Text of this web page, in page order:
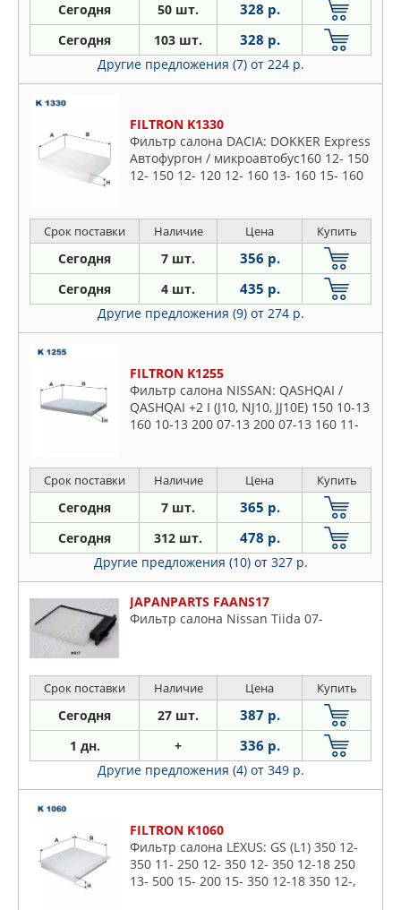
Сегодня 50 шт. 328 р.
Сегодня 103 шт. 328 р.
Другие предложения (7) от 224 р.
FILTRON K1330
Фильтр салона DACIA: DOKKER Express
Автофургон / микроавтобус160 12- 150
12- 150 12- 120 12- 160 13- 160 15- 160
Срок поставки Наличие Цена Купить
Сегодня 7 шт. 356 р.
Сегодня 4 шт. 435 р.
Другие предложения (9) от 274 р.
FILTRON K1255
Фильтр салона NISSAN: QASHQAI /
QASHQAI +2 I (J10, NJ10, JJ10E) 150 10-13
160 10-13 200 07-13 200 07-13 160 11-
Срок поставки Наличие Цена Купить
Сегодня 7 шт. 365 р.
Сегодня 312 шт. 478 р.
Другие предложения (10) от 327 р.
JAPANPARTS FAANS17
Фильтр салона Nissan Tiida 07-
Срок поставки Наличие Цена Купить
Сегодня 27 шт. 387 р.
1 дн. + 336 р.
Другие предложения (4) от 349 р.
FILTRON K1060
Фильтр салона LEXUS: GS (L1) 350 12-
350 11- 250 12- 350 12- 350 12-18 250
13- 500 15- 200 15- 350 12-18 350 12-,